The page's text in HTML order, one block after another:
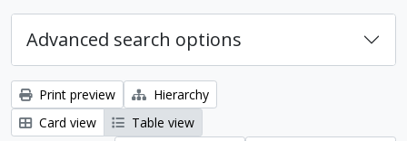
Advanced search options
Print preview
Hierarchy
Card view
Table view